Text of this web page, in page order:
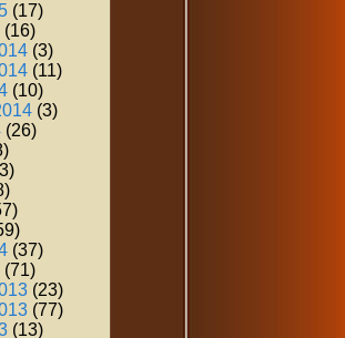
(17)
(16)
(3)
(11)
(10)
(3)
(26)
(37)
(71)
(23)
(77)
(13)